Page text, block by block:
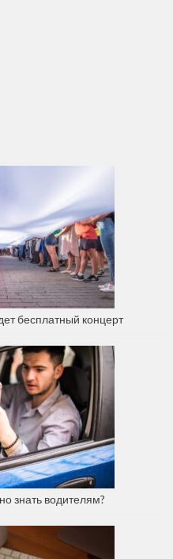
бесплатный концерт
знать водителям?